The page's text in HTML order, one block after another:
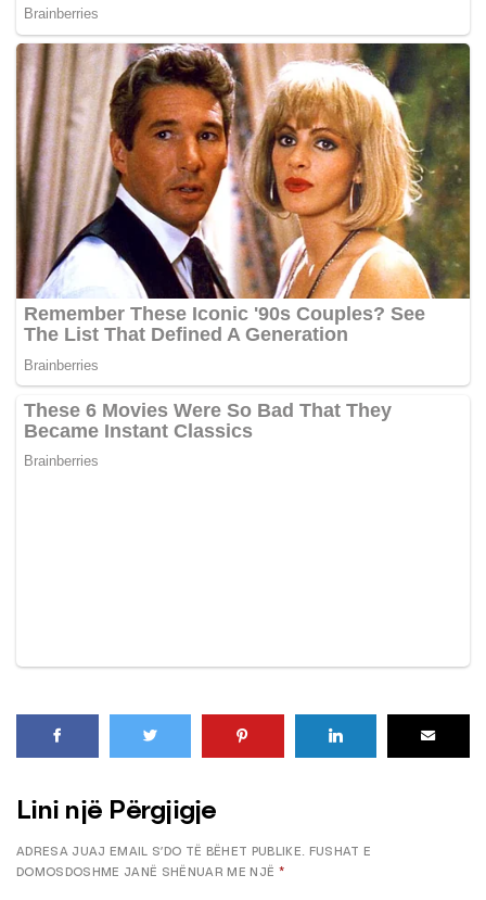
Lini një Përgjigje
ADRESA JUAJ EMAIL S’DO TË BËHET PUBLIKE. FUSHAT E
DOMOSDOSHME JANË SHËNUAR ME NJË *